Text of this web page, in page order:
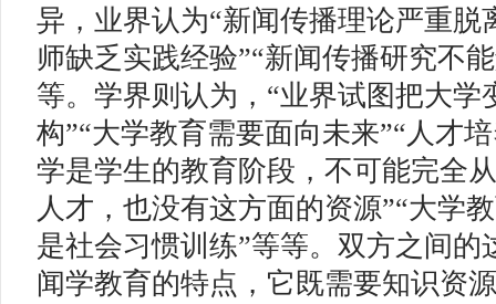
异，业界认为“新闻传播理论严重脱
师缺乏实践经验”“新闻传播研究不
等。学界则认为，“业界试图把大学
构”“大学教育需要面向未来”“人才
学是学生的教育阶段，不可能完全
人才，也没有这方面的资源”“大学
是社会习惯训练”等等。双方之间的
闻学教育的特点，它既需要知识资